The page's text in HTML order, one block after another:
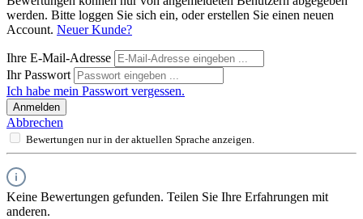
werden. Bitte loggen Sie sich ein, oder erstellen Sie einen neuen
Account. Neuer Kunde?
Ihre E-Mail-Adresse
Ihr Passwort
Ich habe mein Passwort vergessen.
Anmelden
Abbrechen
Bewertungen nur in der aktuellen Sprache anzeigen.
Keine Bewertungen gefunden. Teilen Sie Ihre Erfahrungen mit
anderen.